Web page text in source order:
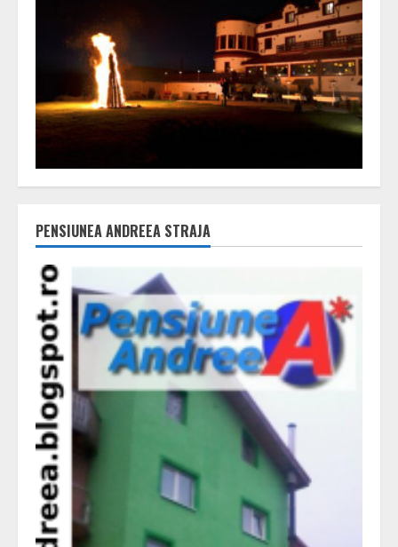
PENSIUNEA ANDREEA STRAJA